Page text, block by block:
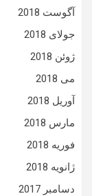
آگوست 2018
جولای 2018
ژوئن 2018
می 2018
آوریل 2018
مارس 2018
فوریه 2018
ژانویه 2018
دسامبر 2017